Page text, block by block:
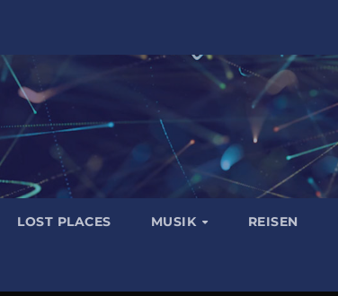
LOST PLACES MUSIK REISEN